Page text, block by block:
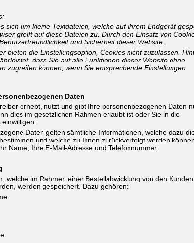
sich um kleine Textdateien, welche auf Ihrem Endgerät
greift auf diese Dateien zu. Durch den Einsatz von
und Sicherheit dieser Website.
bieten die Einstellungsoption, Cookies nicht zuzulassen.
dass Sie auf alle Funktionen dieser Website ohne
zugreifen können, wenn Sie entsprechende Einstellungen
Daten
erhebt, nutzt und gibt Ihre personenbezogenen Daten
dies im gesetzlichen Rahmen erlaubt ist oder Sie in die
Daten gelten sämtliche Informationen, welche dazu
und welche zu Ihnen zurückverfolgt werden
Name, Ihre E-Mail-Adresse und Telefonnummer.
welche im Rahmen einer Bestellabwicklung von den Kunden
werden gespeichert. Dazu gehören: